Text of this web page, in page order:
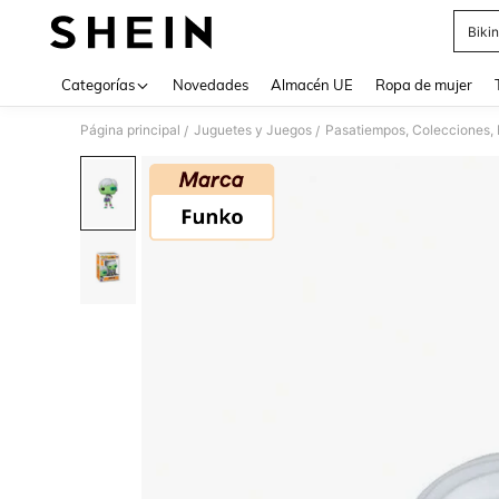
Categorías Novedades Almacén UE Ropa de mujer
Página principal / Juguetes y Juegos / Pasatiempos, Colecciones,